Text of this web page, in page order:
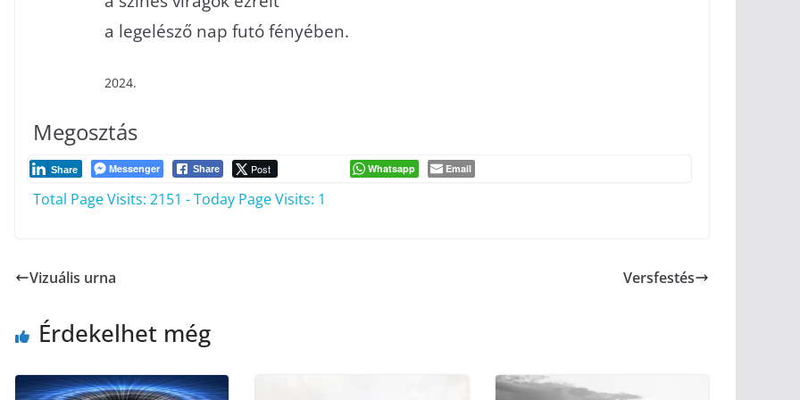
a legelésző nap futó fényében.
2024.
Megosztás
Messenger Share Post
Share Whatsapp Email
Total Page Visits: 2151 - Today Page Visits: 1
Vizuális urna Versfestés
Érdekelhet még